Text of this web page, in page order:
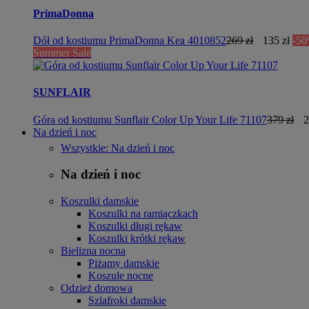
PrimaDonna
Dół od kostiumu PrimaDonna Kea 4010852269 zł 135 zł -
Summer Sale
SUNFLAIR
Góra od kostiumu Sunflair Color Up Your Life 71107379 zł
Na dzień i noc
Wszystkie: Na dzień i noc
Na dzień i noc
Koszulki damskie
Koszulki na ramiączkach
Koszulki długi rękaw
Koszulki krótki rękaw
Bielizna nocna
Piżamy damskie
Koszule nocne
Odzież domowa
Szlafroki damskie